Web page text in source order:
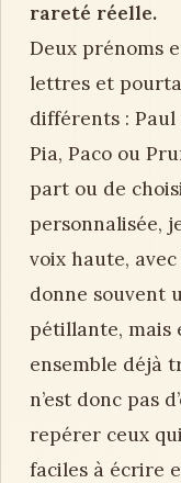
rareté réelle.
Deux prénoms
lettres et
différents : Paul
Pia, Paco ou
part ou de
personnalisée,
voix haute,
donne souvent
pétillante, mais
ensemble déjà
n’est donc pas
repérer ceux
faciles à écrire